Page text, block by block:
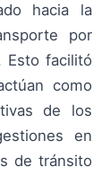
hacia la
por
Esto facilitó
como
de los
en
de tránsito